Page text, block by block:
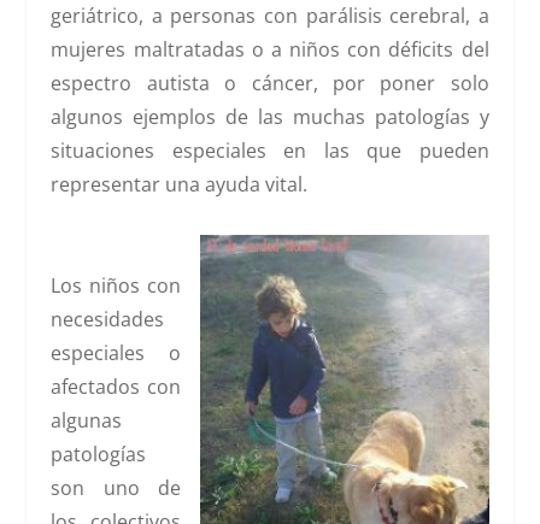
geriátrico, a personas con parálisis cerebral, a
mujeres maltratadas o a niños con déficits del
espectro autista o cáncer, por poner solo
algunos ejemplos de las muchas patologías y
situaciones especiales en las que pueden
representar una ayuda vital.
Los niños con
necesidades
especiales o
afectados con
algunas
patologías
son uno de